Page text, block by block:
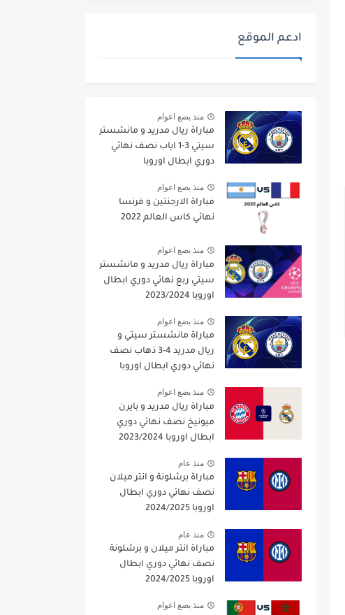
ادعم الموقع
منذ بضع اعوام
مباراة ريال مدريد و مانشستر
سيتي 3-1 اياب نصف نهائي
دوري ابطال اوروبا
منذ بضع اعوام
مباراة الارجنتين و فرنسا
نهائي كاس العالم 2022
منذ بضع اعوام
مباراة ريال مدريد و مانشستر
سيتي ربع نهائي دوري ابطال
اوروبا 2023/2024
منذ بضع اعوام
مباراة مانشستر سيتي و
ريال مدريد 4-3 ذهاب نصف
نهائي دوري ابطال اوروبا
منذ بضع اعوام
مباراة ريال مدريد و بايرن
ميونيخ نصف نهائي دوري
ابطال اوروبا 2023/2024
منذ عام
مباراة برشلونة و انتر ميلان
نصف نهائي دوري ابطال
اوروبا 2024/2025
منذ عام
مباراة انتر ميلان و برشلونة
نصف نهائي دوري ابطال
اوروبا 2024/2025
منذ بضع اعوام